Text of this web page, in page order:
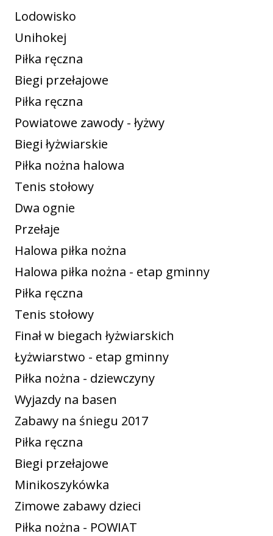
Lodowisko
Unihokej
Piłka ręczna
Biegi przełajowe
Piłka ręczna
Powiatowe zawody - łyżwy
Biegi łyżwiarskie
Piłka nożna halowa
Tenis stołowy
Dwa ognie
Przełaje
Halowa piłka nożna
Halowa piłka nożna - etap gminny
Piłka ręczna
Tenis stołowy
Finał w biegach łyżwiarskich
Łyżwiarstwo - etap gminny
Piłka nożna - dziewczyny
Wyjazdy na basen
Zabawy na śniegu 2017
Piłka ręczna
Biegi przełajowe
Minikoszykówka
Zimowe zabawy dzieci
Piłka nożna - POWIAT